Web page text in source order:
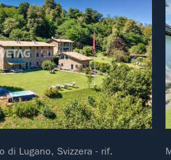
di Lugano, Svizzera - rif.